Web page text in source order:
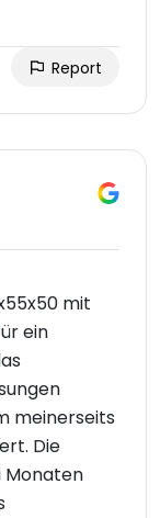
Report
mit
ein
meinerseits
Die
Monaten